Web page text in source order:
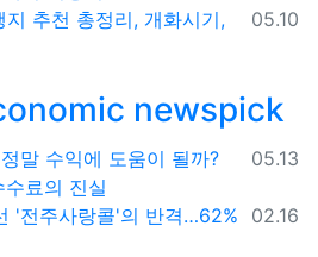
등록일
05.10
추천 총정리, 개화시기,
newspick
등록일
05.13
말 수익에 도움이 될까?
료의 진실
등록일
02.16
'전주사랑콜'의 반격…62%